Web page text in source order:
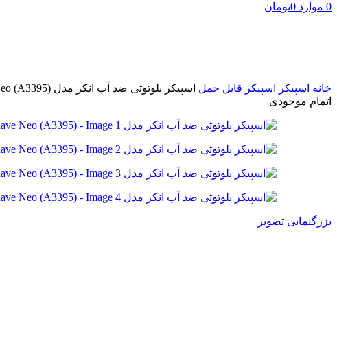
0 موارد 0تومان
خانه اسپیکر اسپیکر قابل حمل اسپیکر بلوتوثی ضد آب انکر مدل Anker Soundcore Rave Neo (A3395) | Soundcore Rave Neo (A3395)
اتمام موجودی
بزرگنمایی تصویر